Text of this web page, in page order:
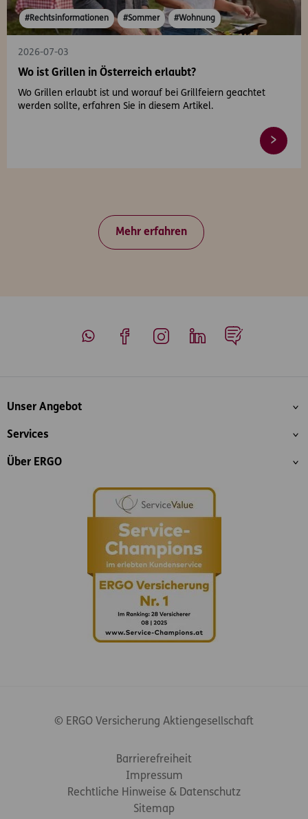
#Rechtsinformationen #Sommer #Wohnung
2026-07-03
Wo ist Grillen in Österreich erlaubt?
Wo Grillen erlaubt ist und worauf bei Grillfeiern geachtet
werden sollte, erfahren Sie in diesem Artikel.
Mehr erfahren
Inhaltsübersicht
Unser Angebot
Services
Über ERGO
© ERGO Versicherung Aktiengesellschaft
Barrierefreiheit
Impressum
Rechtliche Hinweise & Datenschutz
Sitemap